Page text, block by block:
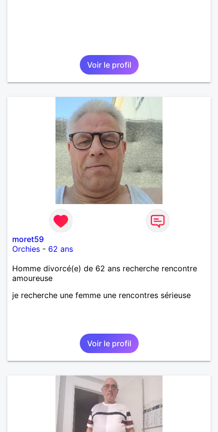
Voir le profil
moret59
Orchies - 62 ans
Homme divorcé(e) de 62 ans recherche rencontre
amoureuse
je recherche une femme une rencontres sérieuse
Voir le profil